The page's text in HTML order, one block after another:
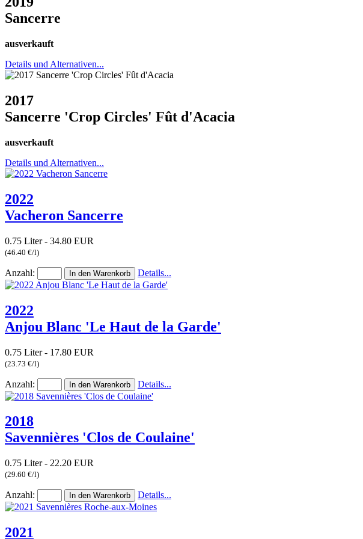
Sancerre
ausverkauft
Details und Alternativen...
2017
Sancerre 'Crop Circles' Fût d'Acacia
ausverkauft
Details und Alternativen...
2022
Vacheron Sancerre
0.75 Liter - 34.80 EUR
(46.40 €/l)
Anzahl: Details...
2022
Anjou Blanc 'Le Haut de la Garde'
0.75 Liter - 17.80 EUR
(23.73 €/l)
Anzahl: Details...
2018
Savennières 'Clos de Coulaine'
0.75 Liter - 22.20 EUR
(29.60 €/l)
Anzahl: Details...
2021